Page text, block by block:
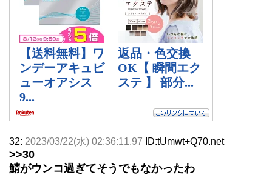
32: 2023/03/22(水) 02:36:11.97 ID:tUmwt+Q70.net
>>30
鯖がウンコ過ぎてそうでもなかったわ